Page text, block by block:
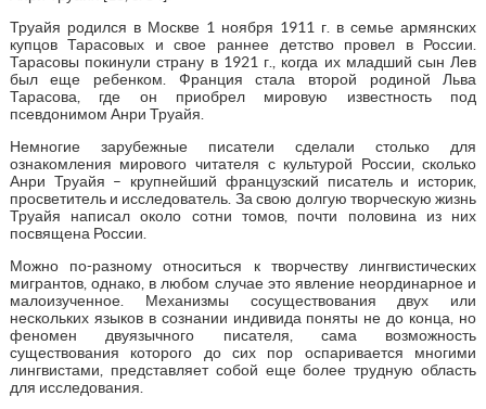
Труайя родился в Москве 1 ноября 1911 г. в семье армянских
купцов Тарасовых и свое раннее детство провел в России.
Тарасовы покинули страну в 1921 г., когда их младший сын Лев
был еще ребенком. Франция стала второй родиной Льва
Тарасова, где он приобрел мировую известность под
псевдонимом Анри Труайя.
Немногие зарубежные писатели сделали столько для
ознакомления мирового читателя с культурой России, сколько
Анри Труайя – крупнейший французский писатель и историк,
просветитель и исследователь. За свою долгую творческую жизнь
Труайя написал около сотни томов, почти половина из них
посвящена России.
Можно по-разному относиться к творчеству лингвистических
мигрантов, однако, в любом случае это явление неординарное и
малоизученное. Механизмы сосуществования двух или
нескольких языков в сознании индивида поняты не до конца, но
феномен двуязычного писателя, сама возможность
существования которого до сих пор оспаривается многими
лингвистами, представляет собой еще более трудную область
для исследования.